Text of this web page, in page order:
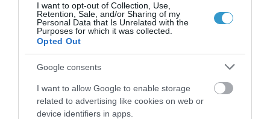
I want to opt-out of Collection, Use,
Retention, Sale, and/or Sharing of my
Personal Data that Is Unrelated with the
Purposes for which it was collected.
Opted Out
Google consents
I want to allow Google to enable storage
related to advertising like cookies on web or
device identifiers in apps.
δραστηριότητες όπως χειμερινά
σπορ στο χιόνι. Επίσης είναι γενικά
καλή επιλογή για κυνήγι σε έντονο
εξωτερικό φωτισμό.
• Κίτρινοι φακοί: ενισχύουν
σημαντικά την αντίθεση επειδή